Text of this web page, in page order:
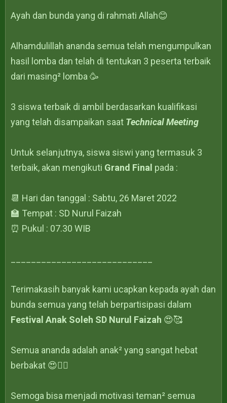
Ayah dan bunda yang di rahmati Allah😊
Alhamdulillah ananda semua telah mengumpulkan
hasil lomba dan telah di tentukan 3 peserta terbaik
dari masing² lomba 🥳
3 siswa terbaik di ambil berdasarkan kualifikasi
yang telah disampaikan saat Technical Meeting
Untuk selanjutnya, siswa siswi yang termasuk 3
terbaik, akan mengikuti Grand Final pada :
📆 Hari dan tanggal : Sabtu, 26 Maret 2022
🏫 Tempat : SD Nurul Faizah
⏰ Pukul : 07.30 WIB
Terimakasih banyak kami ucapkan kepada ayah dan
bunda semua yang telah berpartisipasi dalam
Festival Anak Soleh SD Nurul Faizah 😍🥰
Semua ananda adalah anak² yang sangat hebat
berbakat 😍👍🏻
Semoga bisa menjadi motivasi teman² semua